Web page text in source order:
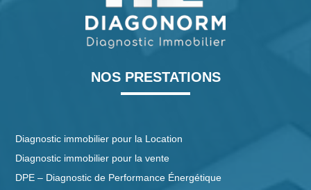
NOS PRESTATIONS
Diagnostic immobilier pour la Location
Diagnostic immobilier pour la vente
DPE – Diagnostic de Performance Énergétique